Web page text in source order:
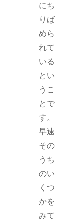
にち
りば
めら
れて
いる
とい
うこ
とで
す。
早速
その
うち
のい
くつ
かを
みて